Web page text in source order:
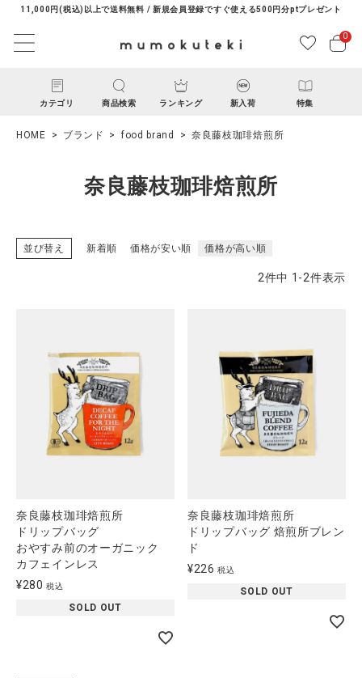
11,000円(税込)以上で送料無料 / 新規会員登録ですぐ使える500円分ptプレゼント
0
カテゴリ 商品検索 ランキング 新入荷 特集
CATEGORY
ファッション雑貨
生活雑貨
HOME ブランド food brand 奈良藤枝珈琲焙煎所
奈良藤枝珈琲焙煎所
並び替え 新着順 価格が安い順 価格が高い順
2件中 1 -2件表示
奈良藤枝珈琲焙煎所
ドリップバッグ
おやすみ前のオーガニック
カフェインレス
¥280 税込
SOLD OUT
奈良藤枝珈琲焙煎所
ドリップバッグ 焙煎所ブレン
ド
¥226 税込
SOLD OUT